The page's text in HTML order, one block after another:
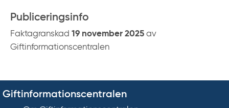
Publiceringsinfo
Faktagranskad 19 november 2025 av
Giftinformationscentralen
Giftinformationscentralen